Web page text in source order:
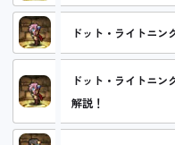
ドット・ライトニン
ドット・ライトニン
解説！